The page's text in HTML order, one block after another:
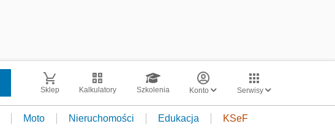
Sklep Kalkulatory Szkolenia Konto Serwisy
Moto Nieruchomości Edukacja KSeF